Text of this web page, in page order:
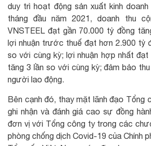
duy trì hoạt động sản xuất kinh
tháng đầu năm 2021, doanh thu
VNSTEEL đạt gần 70.000 tỷ đồng
lợi nhuận trước thuế đạt hơn 2.900 tỷ
so với cùng kỳ; lợi nhuận hợp nhất
tăng 3 lần so với cùng kỳ; đảm bảo
người lao động.
Bên cạnh đó, thay mặt lãnh đạo Tổng
ghi nhận và đánh giá cao sự đồng
đơn vị với Tổng công ty trong các
phòng chống dịch Covid-19 của Chính